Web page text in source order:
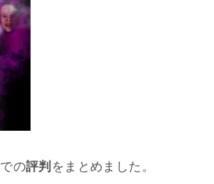
での評判 をまとめました。